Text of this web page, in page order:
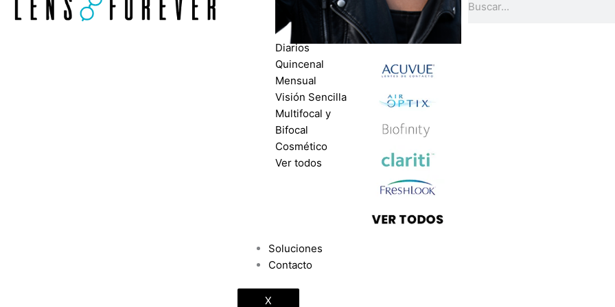
lentes
Diarios
Quincenal
Mensual
Visión Sencilla
Multifocal y
Bifocal
Cosmético
Ver todos
POR
MARCA
Soluciones
Contacto
X